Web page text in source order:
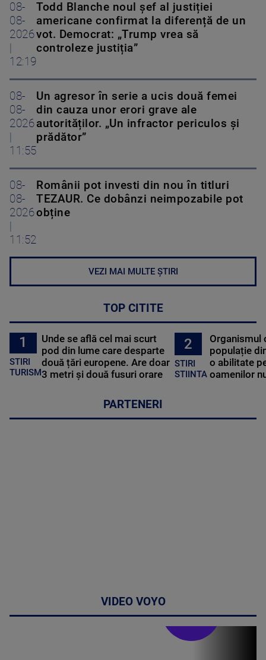
08-
08-
2026
12:19
Todd Blanche noul șef al justiției
americane confirmat la diferență de un
vot. Democrat: „Trump vrea să
controleze justiția”
08-
08-
2026
11:55
Un agresor în serie a ucis două femei
din cauza unor erori grave ale
autorităților. „Un infractor periculos și
prădător”
08-
08-
2026
11:52
Românii pot investi din nou în titluri
TEZAUR. Ce dobânzi neimpozabile pot
obține
VEZI MAI MULTE ȘTIRI
TOP CITITE
1
STIRI
TURISM
Unde se află cel mai scurt
pod din lume care desparte
două țări europene. Are doar
3 metri și două fusuri orare
2
STIRI
STIINTA
Organismul
populație
o abilitate
oamenilor
PARTENERI
VIDEO VOYO